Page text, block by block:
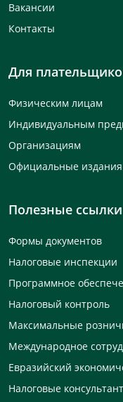
Вакансии
Контакты
Для
Физическим лицам
Индивидуальным
Организациям
Официальные издания
Полезные ссылки
Формы документов
Налоговые инспекции
Программное
Налоговый контроль
Максимальные
Международное
Евразийский
Налоговые